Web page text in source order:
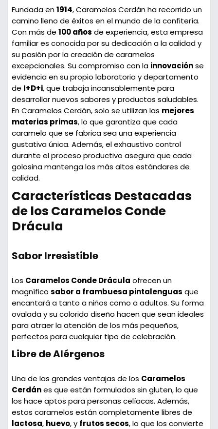
Fundada en1914, Caramelos Cerdán ha recorrido un
camino lleno de éxitos en el mundo de la confitería.
Con más de 100 años de experiencia, esta empresa
familiar es conocida por su dedicación a la calidad y
su pasión por la creación de caramelos
excepcionales. Su compromiso con la innovaciónse
evidencia en su propio laboratorio y departamento
de I+D+i, que trabaja incansablemente para
desarrollar nuevos sabores y productos saludables.
En Caramelos Cerdán, solo se utilizan las mejores
materias primas, lo que garantiza que cada
caramelo que se fabrica sea una experiencia
gustativa única. Además, el exhaustivo control
durante el proceso productivo asegura que cada
golosina mantenga los más altos estándares de
calidad.
Características Destacadas
de los Caramelos Conde
Drácula
Sabor Irresistible
Los Caramelos Conde Drácula ofrecen un
magnífico sabor a frambuesa pintalenguas que
encantará a tanto a niños como a adultos. Su forma
ovalada y su colorido diseño hacen que sean ideales
para atraer la atención de los más pequeños,
perfectos para cualquier tipo de celebración.
Libre de Alérgenos
Una de las grandes ventajas de los Caramelos
Cerdánes que están formulados sin gluten, lo que
los hace aptos para personas celíacas. Además,
estos caramelos están completamente libres de
lactosa, huevo, y frutos secos, lo que los convierte